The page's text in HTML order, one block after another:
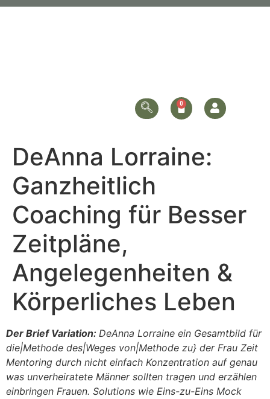
DeAnna Lorraine:
Ganzheitlich
Coaching für Besser
Zeitpläne,
Angelegenheiten &
Körperliches Leben
Der Brief Variation: DeAnna Lorraine ein Gesamtbild für
die|Methode des|Weges von|Methode zu} der Frau Zeit
Mentoring durch nicht einfach Konzentration auf genau
was unverheiratete Männer sollten tragen und erzählen
einbringen Frauen. Solutions wie Eins-zu-Eins Mock